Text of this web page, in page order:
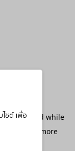
ซต์ เพื่อ
occurred while
for more